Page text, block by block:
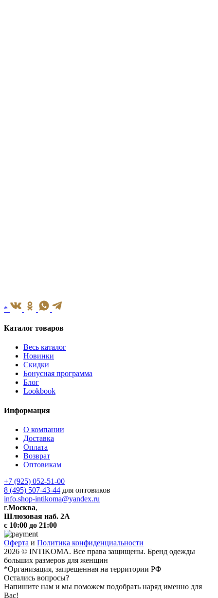
*
Каталог товаров
Весь каталог
Новинки
Скидки
Бонусная программа
Блог
Lookbook
Информация
О компании
Доставка
Оплата
Возврат
Оптовикам
+7 (925) 052-51-00
8 (495) 507-43-44 для оптовиков
info.shop-intikoma@yandex.ru
г.Москва,
Шлюзовая наб. 2А
с 10:00 до 21:00
Оферта и Политика конфиденциальности
2026 © INTIKOMA. Все права защищены. Бренд одежды
больших размеров для женщин
*Организация, запрещенная на территории РФ
Остались вопросы?
Напишите нам и мы поможем подобрать наряд именно для
Вас!